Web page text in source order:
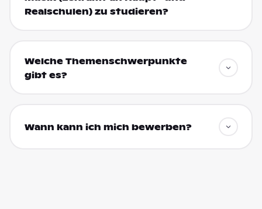
Realschulen) zu studieren?
Welche Themenschwerpunkte
gibt es?
Wann kann ich mich bewerben?